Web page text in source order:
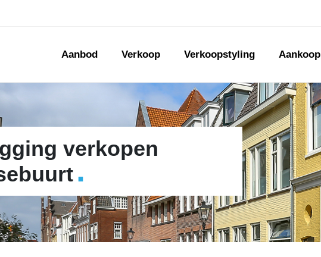
Aanbod Verkoop Verkoopstyling Aankoop
verkopen
.